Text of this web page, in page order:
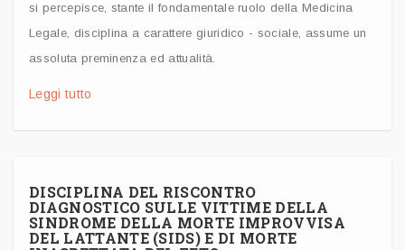
si percepisce, stante il fondamentale ruolo della Medicina
Legale, disciplina a carattere giuridico - sociale, assume un
assoluta preminenza ed attualità.
Leggi tutto
DISCIPLINA DEL RISCONTRO
DIAGNOSTICO SULLE VITTIME DELLA
SINDROME DELLA MORTE IMPROVVISA
DEL LATTANTE (SIDS) E DI MORTE